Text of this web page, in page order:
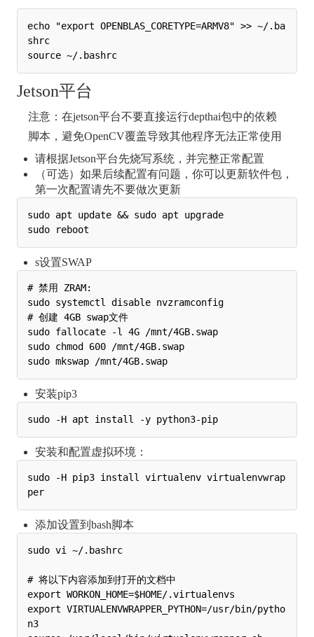
echo "export OPENBLAS_CORETYPE=ARMV8" >> ~/.ba
shrc
Jetson平台
注意：在jetson平台不要直接运行depthai包中的依赖
脚本，避免OpenCV覆盖导致其他程序无法正常使用
请根据Jetson平台先烧写系统，并完整正常配置
（可选）如果后续配置有问题，你可以更新软件包，
第一次配置请先不要做次更新
sudo apt update && sudo apt upgrade
s设置SWAP
# 禁用 ZRAM:
sudo systemctl disable nvzramconfig
# 创建 4GB swap文件
sudo fallocate -l 4G /mnt/4GB.swap
sudo chmod 600 /mnt/4GB.swap
安装pip3
安装和配置虚拟环境：
sudo -H pip3 install virtualenv virtualenvwrap
添加设置到bash脚本
sudo vi ~/.bashrc
# 将以下内容添加到打开的文档中
export WORKON_HOME=$HOME/.virtualenvs
export VIRTUALENVWRAPPER_PYTHON=/usr/bin/pytho
n3